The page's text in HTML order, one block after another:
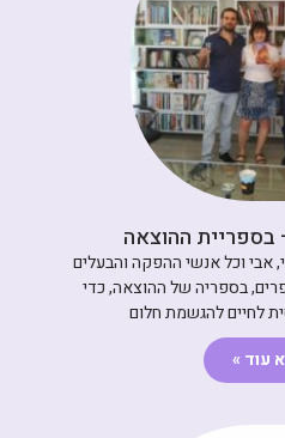
ההוצאה
אני, אבי וכל אנשי ההפקה והבעלים
בספריה של ההוצאה, כדי
לחיים להגשמת חלום
עוד »